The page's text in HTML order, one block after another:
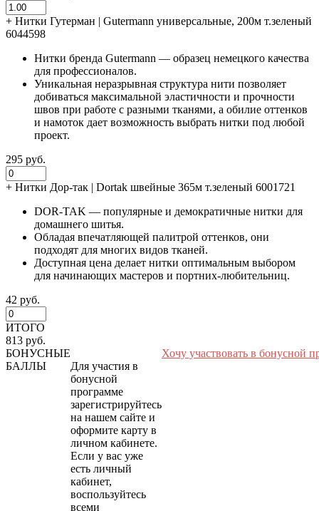
+ Нитки Гутерман | Gutermann универсальные, 200м т.зеленый
6044598
Нитки бренда Gutermann — образец немецкого качества
для профессионалов.
Уникальная неразрывная структура нити позволяет
добиваться максимальной эластичности и прочности
швов при работе с разными тканями, а обилие оттенков
и намоток дает возможность выбрать нитки под любой
проект.
295 руб.
+ Нитки Дор-так | Dortak швейные 365м т.зеленый 6001721
DOR-TAK — популярные и демократичные нитки для
домашнего шитья.
Обладая впечатляющей палитрой оттенков, они
подходят для многих видов тканей.
Доступная цена делает нитки оптимальным выбором
для начинающих мастеров и портних-любительниц.
42 руб.
ИТОГО
813 руб.
БОНУСНЫЕ
БАЛЛЫ
Для участия в
бонусной
программе
зарегистрируйтесь
на нашем сайте и
оформите карту в
личном кабинете.
Если у вас уже
есть личный
кабинет,
воспользуйтесь
всеми
Хочу участвовать в бонусной